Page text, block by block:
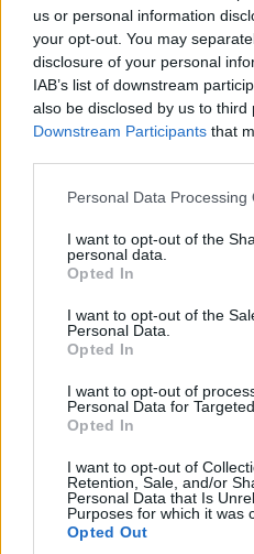
us or personal information
your opt-out. You may
disclosure of your personal
IAB’s list of downstream
also be disclosed by us to third
Downstream Participants that
Please note that this website/
not limited to your visit or
grant or deny consent to
use your data for below
consent section.
Personal Data Processing
I want to opt-out of the
personal data.
Opted In
I want to opt-out of the
Personal Data.
Opted In
I want to opt-out of
Personal Data for
Opted In
I want to opt-out of
Retention, Sale, and/or
Personal Data that Is
Purposes for which it was
Opted Out
17:47
Leclerc már Russellre zárkózik
közelségben lesz.
17:46
Ocont Antonelli és Verstappen
elé, Hamilton meg hetediknek
Ferrari taktikája!
Leclerc megtámadta Norrist a
előzést.